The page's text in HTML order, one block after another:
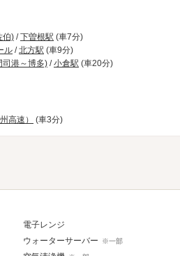
い。
っている･･･支配人I氏の自論です
、休憩は1個、宿泊等は2個無料とな
是非ともご利用下さい。
バージョンレンタル！！
タル中！！かわいい物からセクシー
！
おります。
下さい。
！
ルが登場！！味は2種類苺のショートケ
！
っている･･･支配人I氏の自論です(笑)
休憩は1個、宿泊等は2個無料となって
是非ともご利用下さい。
＆ライン友達募集中！！
伯) /下曽根駅 (車7分)
ル /北方駅 (車9分)
司港～博多) /小倉駅 (車20分)
高速） (車3分)
電子レンジ
ウォーターサーバー ※一部